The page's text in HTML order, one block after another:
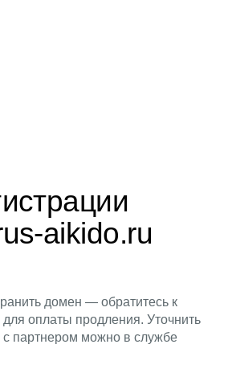
aikido.ru
домен — обратитесь к
оплаты продления. Уточнить
с партнером можно в службе